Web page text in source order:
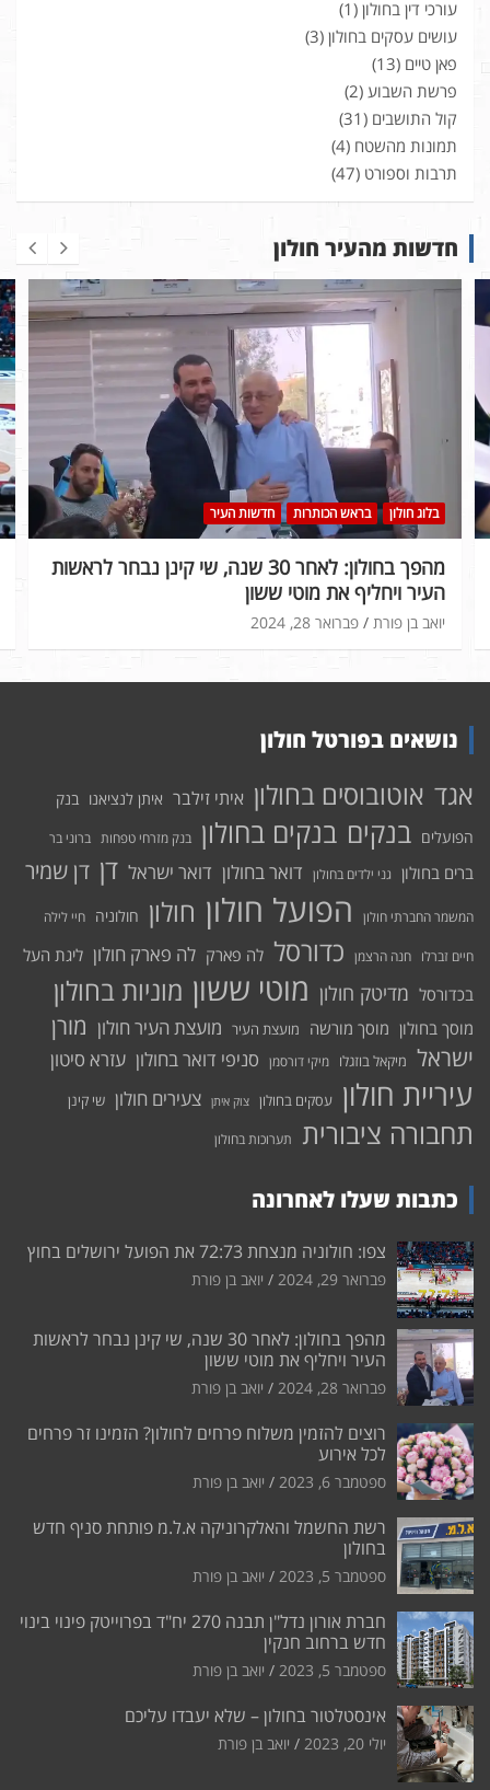
עורכי דין בחולון (1)
עושים עסקים בחולון (3)
פאן טיים (13)
פרשת השבוע (2)
קול התושבים (31)
תמונות מהשטח (4)
תרבות וספורט (47)
חדשות מהעיר חולון
בלוג חולון בראש הכותרות חדשות העיר
מהפך בחולון: לאחר 30 שנה, שי קינן נבחר לראשות
העיר ויחליף את מוטי ששון
פברואר 28, 2024 יואב בן פורת
נושאים בפורטל חולון
אגד אוטובוסים בחולון איתי זילבר איתן לנציאנו בנק
הפועלים בנקים בנקים בחולון בנק מזרחי טפחות ברוני בר
ברים בחולון גני ילדים בחולון דואר בחולון דואר ישראל דן דן שמיר
המשמר החברתי חולון הפועל חולון חולון חולוניה חיי לילה
חיים זברלו חנה הרצמן כדורסל לה פארק לה פארק חולון ליגת העל
בכדורסל מדיטק חולון מוטי ששון מוניות בחולון
מוסך בחולון מוסך מורשה מועצת העיר מועצת העיר חולון מורן
ישראל מיקאל בוזגלו מיקי דורסמן סניפי דואר בחולון עזרא סיטון
עיריית חולון עסקים בחולון צוק איתן צעירים חולון שי קינן
תחבורה ציבורית תערוכות בחולון
כתבות שעלו לאחרונה
צפו: חולוניה מנצחת 72:73 את הפועל ירושלים בחוץ
פברואר 29, 2024 יואב בן פורת
מהפך בחולון: לאחר 30 שנה, שי קינן נבחר לראשות
העיר ויחליף את מוטי ששון
פברואר 28, 2024 יואב בן פורת
רוצים להזמין משלוח פרחים לחולון? הזמינו זר פרחים
לכל אירוע
ספטמבר 6, 2023 יואב בן פורת
רשת החשמל והאלקרוניקה א.ל.מ פותחת סניף חדש
בחולון
ספטמבר 5, 2023 יואב בן פורת
חברת אורון נדל"ן תבנה 270 יח"ד בפרוייטק פינוי בינוי
חדש ברחוב חנקין
ספטמבר 5, 2023 יואב בן פורת
אינסטלטור בחולון – שלא יעבדו עליכם
יולי 20, 2023 יואב בן פורת